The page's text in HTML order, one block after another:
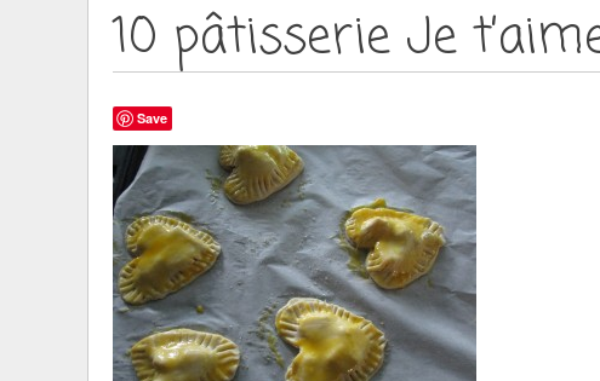
10 pâtisserie Je
Save